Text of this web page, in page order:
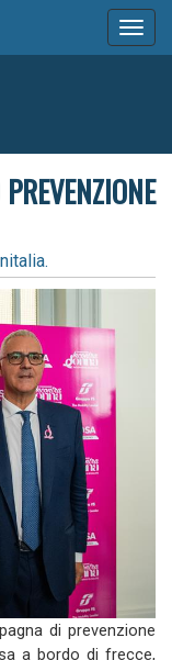
di prevenzione
a bordo di frecce,